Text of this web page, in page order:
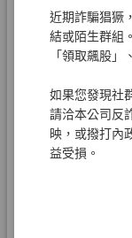
近期詐騙猖獗
結或陌生群組
「領取飆股」
如果您發現社
請洽本公司反
映，或撥打內
益受損。